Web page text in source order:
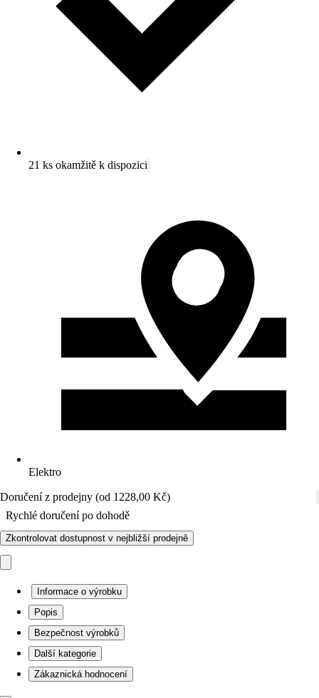
21 ks okamžitě k dispozici
Elektro
Doručení z prodejny (od 1228,00 Kč)
Rychlé doručení po dohodě
Zkontrolovat dostupnost v nejbližší prodejně
Informace o výrobku
Popis
Bezpečnost výrobků
Další kategorie
Zákaznická hodnocení